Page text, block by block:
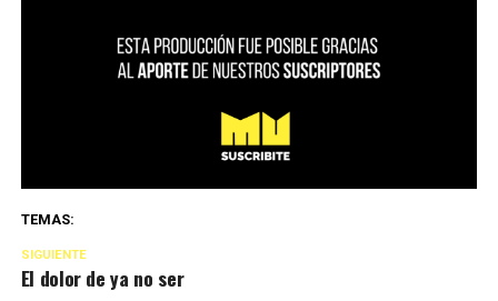
TEMAS:
SIGUIENTE
El dolor de ya no ser